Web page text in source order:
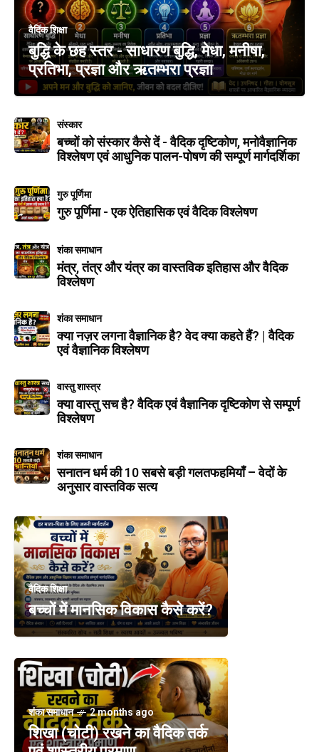
वैदिक शिक्षा
बुद्धि के छह स्तर - साधारण बुद्धि, मेधा, मनीषा,
प्रतिभा, प्रज्ञा और ऋतम्भरा प्रज्ञा
संस्कार
बच्चों को संस्कार कैसे दें - वैदिक दृष्टिकोण, मनोवैज्ञानिक
विश्लेषण एवं आधुनिक पालन-पोषण की सम्पूर्ण मार्गदर्शिका
गुरु पूर्णिमा
गुरु पूर्णिमा - एक ऐतिहासिक एवं वैदिक विश्लेषण
शंका समाधान
मंत्र, तंत्र और यंत्र का वास्तविक इतिहास और वैदिक
विश्लेषण
शंका समाधान
क्या नज़र लगना वैज्ञानिक है? वेद क्या कहते हैं? | वैदिक
एवं वैज्ञानिक विश्लेषण
वास्तु शास्त्र
क्या वास्तु सच है? वैदिक एवं वैज्ञानिक दृष्टिकोण से सम्पूर्ण
विश्लेषण
शंका समाधान
सनातन धर्म की 10 सबसे बड़ी गलतफहमियाँ – वेदों के
अनुसार वास्तविक सत्य
वैदिक शिक्षा
बच्चों में मानसिक विकास कैसे करें?
शंका समाधान 2 months ago
शिखा (चोटी) रखने का वैदिक तर्क